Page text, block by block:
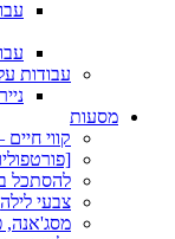
עבודות
נייר 2023-2024
מסעות
קווי
להסתכל
צבעי לילה
מסג'אנה,